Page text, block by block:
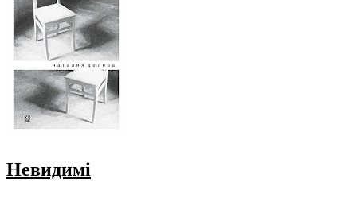
Невидимі